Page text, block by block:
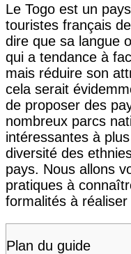
Le Togo est un
touristes français
dire que sa langue
qui a tendance à
mais réduire son
cela serait
de proposer des
nombreux parcs
intéressantes à
diversité des
pays. Nous allons
pratiques à
formalités à
Plan du guide